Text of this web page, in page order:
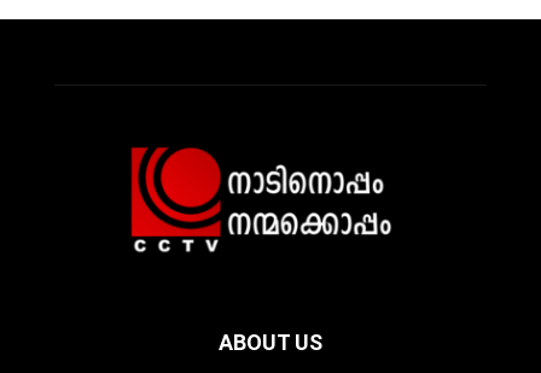
ABOUT US